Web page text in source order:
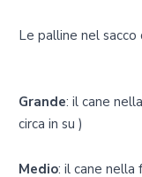
Le palline nel
Grande: il cane
circa in su )
Medio: il cane nella